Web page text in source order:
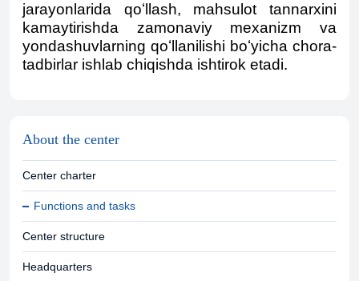
jarayonlarida qoʻllash, mahsulot tannarxini
kamaytirishda zamonaviy mexanizm va
yondashuvlarning qoʻllanilishi boʻyicha chora-
tadbirlar ishlab chiqishda ishtirok etadi.
About the center
Center charter
Functions and tasks
Center structure
Headquarters